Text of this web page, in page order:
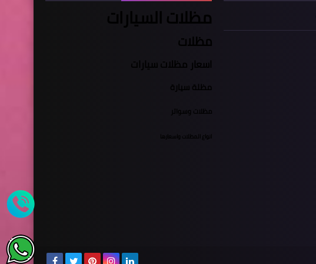
مظلات السيارات
مظلات
اسعار مظلات سيارات
مظلة سيارة
مظلات وسواتر
انواع المظلات واسعارها